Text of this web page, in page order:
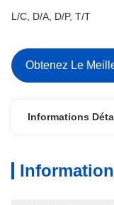
L/C, D/A, D/P, T/T
Obtenez Le
Informations